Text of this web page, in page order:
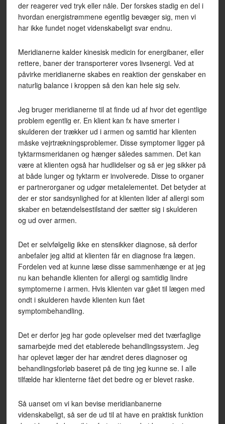
der reagerer ved tryk eller nåle. Der forskes stadig en del i
hvordan energistrømmene egentlig bevæger sig, men vi
har ikke fundet noget videnskabeligt svar endnu.
Meridianerne kalder kinesisk medicin for energibaner, eller
rettere, baner der transporterer vores livsenergi. Ved at
påvirke meridianerne skabes en reaktion der genskaber en
naturlig balance i kroppen så den kan hele sig selv.
Jeg bruger meridianerne til at finde ud af hvor det egentlige
problem egentlig er. En klient kan fx have smerter i
skulderen der trækker ud i armen og samtid har klienten
måske vejrtrækningsproblemer. Disse symptomer ligger på
tyktarmsmeridanen og hænger således sammen. Det kan
være at klienten også har hudlidelser og så er jeg sikker på
at både lunger og tyktarm er involverede. Disse to organer
er partnerorganer og udgør metalelementet. Det betyder at
der er stor sandsynlighed for at klienten lider af allergi som
skaber en betændelsestilstand der sætter sig i skulderen
og ud over armen.
Det er selvfølgelig ikke en stensikker diagnose, så derfor
anbefaler jeg altid at klienten får en diagnose fra lægen.
Fordelen ved at kunne læse disse sammenhænge er at jeg
nu kan behandle klienten for allergi og samtidig lindre
symptomerne i armen. Hvis klienten var gået til lægen med
ondt i skulderen havde klienten kun fået
symptombehandling.
Det er derfor jeg har gode oplevelser med det tværfaglige
samarbejde med det etablerede behandlingssystem. Jeg
har oplevet læger der har ændret deres diagnoser og
behandlingsforløb baseret på de ting jeg kunne se. I alle
tilfælde har klienterne fået det bedre og er blevet raske.
Så uanset om vi kan bevise meridianbanerne
videnskabeligt, så ser de ud til at have en praktisk funktion